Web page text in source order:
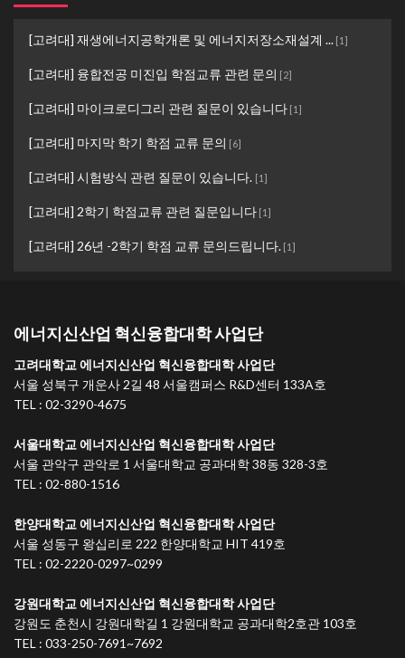
[고려대] 재생에너지공학개론 및 에너지저장소재설계 ... [1]
[고려대] 융합전공 미진입 학점교류 관련 문의 [2]
[고려대] 마이크로디그리 관련 질문이 있습니다 [1]
[고려대] 마지막 학기 학점 교류 문의 [6]
[고려대] 시험방식 관련 질문이 있습니다. [1]
[고려대] 2학기 학점교류 관련 질문입니다 [1]
[고려대] 26년 -2학기 학점 교류 문의드립니다. [1]
에너지신산업 혁신융합대학 사업단
고려대학교 에너지신산업 혁신융합대학 사업단
서울 성북구 개운사 2길 48 서울캠퍼스 R&D센터 133A호
TEL : 02-3290-4675
서울대학교 에너지신산업 혁신융합대학 사업단
서울 관악구 관악로 1 서울대학교 공과대학 38동 328-3호
TEL : 02-880-1516
한양대학교 에너지신산업 혁신융합대학 사업단
서울 성동구 왕십리로 222 한양대학교 HIT 419호
TEL : 02-2220-0297~0299
강원대학교 에너지신산업 혁신융합대학 사업단
강원도 춘천시 강원대학길 1 강원대학교 공과대학2호관 103호
TEL : 033-250-7691~7692